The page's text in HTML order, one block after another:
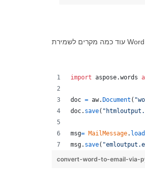
import aspose.words
doc = aw. Document (
doc. save(
msg= MailMessage. load
msg. save(
convert-word-to-email-via-